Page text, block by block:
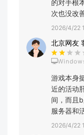
的对手根
次也没改
2026/4/22
北京网友
游戏本身
近的活动
间，而且
服务器和
2026/4/22